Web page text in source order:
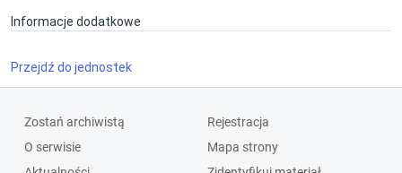
Informacje dodatkowe
Przejdź do jednostek
Zostań archiwistą
O serwisie
Rejestracja
Mapa strony